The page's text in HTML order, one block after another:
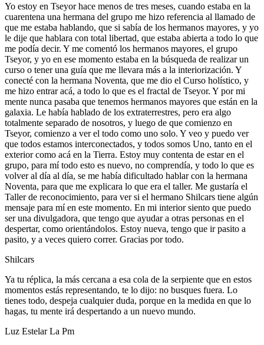
Yo estoy en Tseyor hace menos de tres meses, cuando estaba en la
cuarentena una hermana del grupo me hizo referencia al llamado de
que me estaba hablando, que si sabía de los hermanos mayores, y yo
le dije que hablara con total libertad, que estaba abierta a todo lo que
me podía decir. Y me comentó los hermanos mayores, el grupo
Tseyor, y yo en ese momento estaba en la búsqueda de realizar un
curso o tener una guía que me llevara más a la interiorización. Y
conecté con la hermana Noventa, que me dio el Curso holístico, y
me hizo entrar acá, a todo lo que es el fractal de Tseyor. Y por mi
mente nunca pasaba que tenemos hermanos mayores que están en la
galaxia. Le había hablado de los extraterrestres, pero era algo
totalmente separado de nosotros, y luego de que comienzo en
Tseyor, comienzo a ver el todo como uno solo. Y veo y puedo ver
que todos estamos interconectados, y todos somos Uno, tanto en el
exterior como acá en la Tierra. Estoy muy contenta de estar en el
grupo, para mí todo esto es nuevo, no comprendía, y todo lo que es
volver al día al día, se me había dificultado hablar con la hermana
Noventa, para que me explicara lo que era el taller. Me gustaría el
Taller de reconocimiento, para ver si el hermano Shilcars tiene algún
mensaje para mí en este momento. En mi interior siento que puedo
ser una divulgadora, que tengo que ayudar a otras personas en el
despertar, como orientándolos. Estoy nueva, tengo que ir pasito a
pasito, y a veces quiero correr. Gracias por todo.
Shilcars
Ya tu réplica, la más cercana a esa cola de la serpiente que en estos
momentos estás representando, te lo dijo: no busques fuera. Lo
tienes todo, despeja cualquier duda, porque en la medida en que lo
hagas, tu mente irá despertando a un nuevo mundo.
Luz Estelar La Pm